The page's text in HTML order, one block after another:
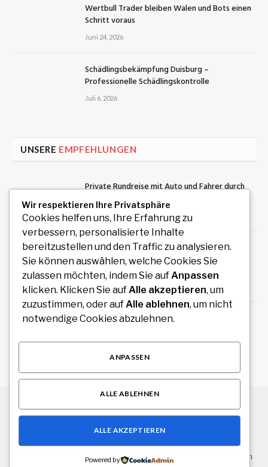
Wertbull Trader bleiben Walen und Bots einen
Schritt voraus
Juni 24, 2026
Schädlingsbekämpfung Duisburg –
Professionelle Schädlingskontrolle
Juli 6, 2026
UNSERE EMPFEHLUNGEN
Private Rundreise mit Auto und Fahrer durch
Südindien planen
August 6, 2026
Redaktionelles Magazin mit hochwertigen
Artikeln zu Politik, Wirtschaft, Technologie,
Kultur und Gesellschaft
August 4, 2026
STIG ROCK Bewertung Erfahrungen mit dem
© 2026 Alle Rechte vorbehalten.Stuttgart Drive
Haftung für Inhalte
Datenschutzerklärung Impressum
Wir respektieren Ihre Privatsphäre
Cookies helfen uns, Ihre Erfahrung zu
verbessern, personalisierte Inhalte
bereitzustellen und den Traffic zu analysieren.
Sie können auswählen, welche Cookies Sie
zulassen möchten, indem Sie aufAnpassen
klicken. Klicken Sie aufAlle akzeptieren, um
zuzustimmen, oder aufAlle ablehnen, um nicht
notwendige Cookies abzulehnen.
ANPASSEN
ALLE ABLEHNEN
ALLE AKZEPTIEREN
Powered by